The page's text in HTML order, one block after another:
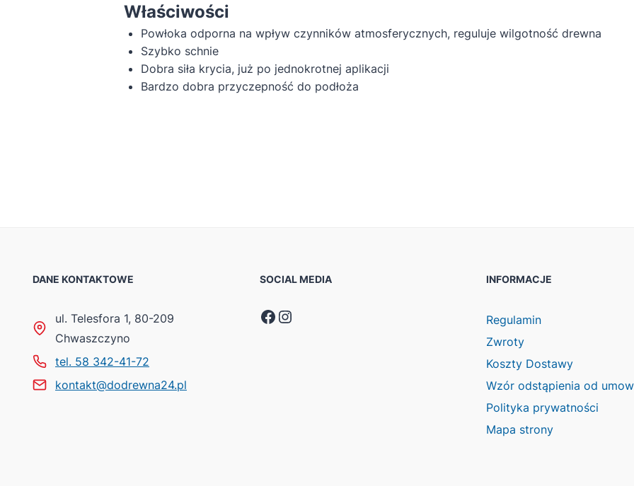
Właściwości
Powłoka odporna na wpływ czynników atmosferycznych, reguluje wilgotność drewna
Szybko schnie
Dobra siła krycia, już po jednokrotnej aplikacji
Bardzo dobra przyczepność do podłoża
DANE KONTAKTOWE
ul. Telesfora 1, 80-209
Chwaszczyno
tel. 58 342-41-72
kontakt@dodrewna24.pl
SOCIAL MEDIA
Facebook
Instagram
INFORMACJE
Regulamin
Zwroty
Koszty Dostawy
Wzór odstąpienia od
Polityka prywatności
Mapa strony